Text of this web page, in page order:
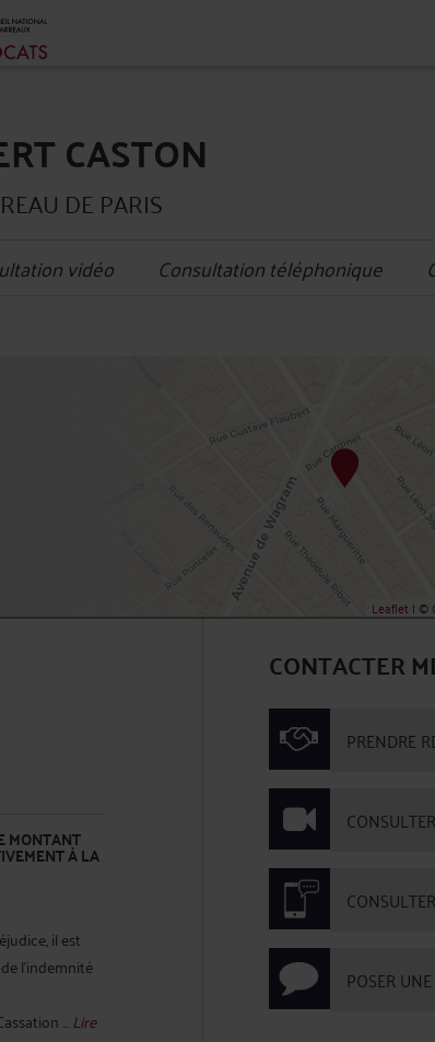
CASTON
DE PARIS
vidéo Consultation téléphonique
Leaflet | ©
MONTANT
À LA
il est
l'indemnité
...Lire
CONTACTER
PRENDRE
POSER